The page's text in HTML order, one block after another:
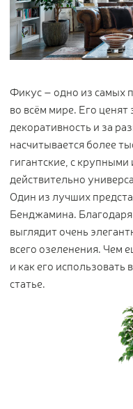
Дизайнерские
Цветы
Товары с 3D-
Готовые решения от
Алфавитный
Прайс-листы и каталоги
О Treez
Фикус – одно из самых
во всём мире. Его
декоративность и за
насчитывается более
гигантские, с
действительно
Один из лучших
Бенджамина.
выглядит очень
всего озеленения. Чем
и как его использовать
статье.